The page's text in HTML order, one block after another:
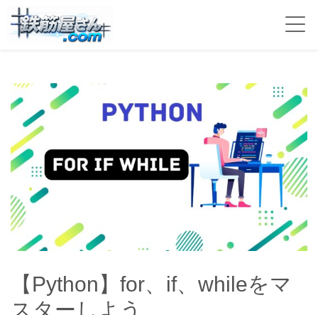
【Python】for、if、whileをマ
スターしよう